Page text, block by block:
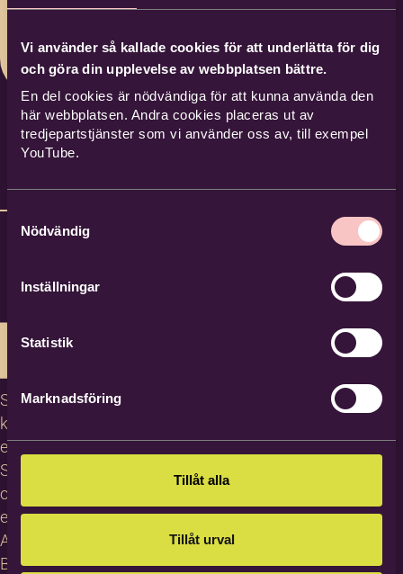
Vi använder så kallade cookies för att underlätta för dig
och göra din upplevelse av webbplatsen bättre.
En del cookies är nödvändiga för att kunna använda den
här webbplatsen. Andra cookies placeras ut av
tredjepartstjänster som vi använder oss av, till exempel
YouTube.
Samtyckesval
Nödvändig
Inställningar
Statistik
Marknadsföring
Tillåt alla
Tillåt urval
amn
Studiecirklar,
kurser och
evenemang
Studiematerial
och
erbjudanden
About
Bilda in